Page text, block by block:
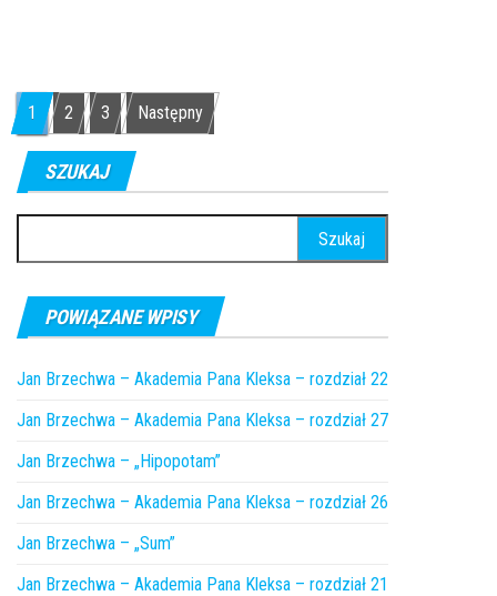
Nawigacja po wpisach
1 2 3 Następny
SZUKAJ
POWIĄZANE WPISY
Jan Brzechwa – Akademia Pana Kleksa – rozdział 22
Jan Brzechwa – Akademia Pana Kleksa – rozdział 27
Jan Brzechwa – „Hipopotam”
Jan Brzechwa – Akademia Pana Kleksa – rozdział 26
Jan Brzechwa – „Sum”
Jan Brzechwa – Akademia Pana Kleksa – rozdział 21